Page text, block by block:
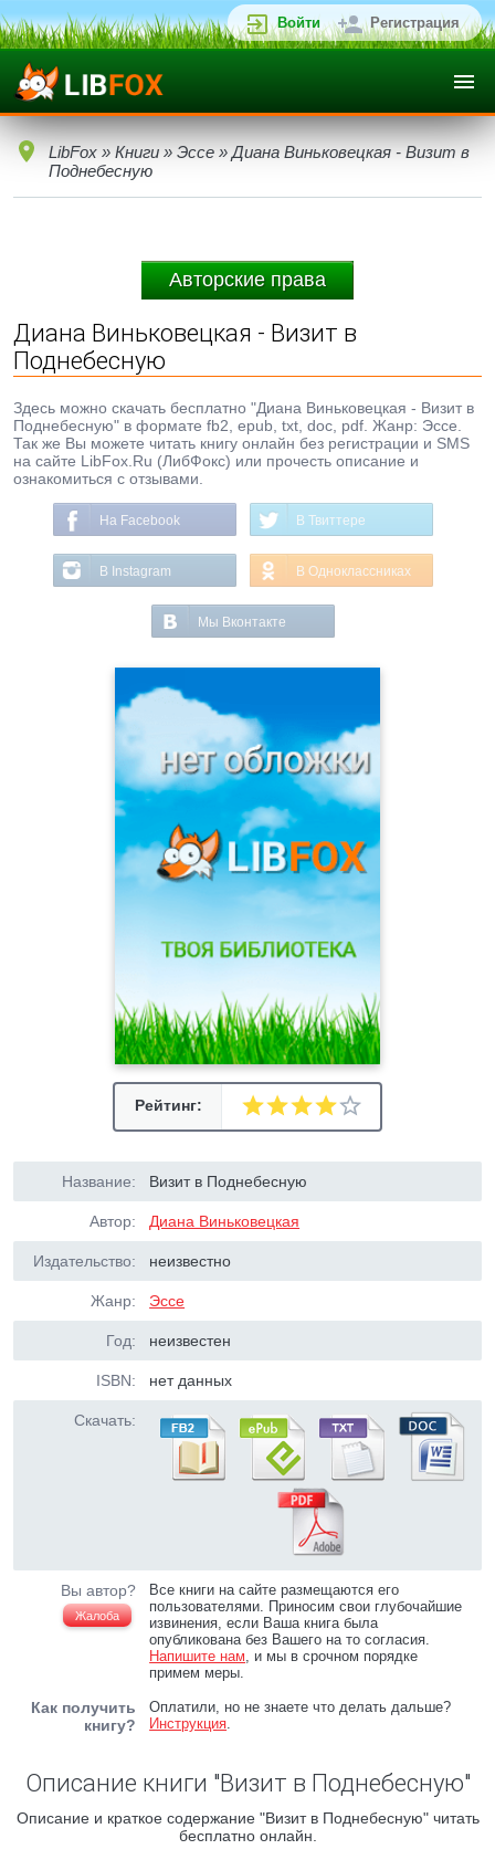
Войти Регистрация
LibFox » Книги » Эссе » Диана Виньковецкая - Визит в
Поднебесную
Авторские права
Диана Виньковецкая - Визит в
Поднебесную
Здесь можно скачать бесплатно "Диана Виньковецкая - Визит в
Поднебесную" в формате fb2, epub, txt, doc, pdf. Жанр: Эссе.
Так же Вы можете читать книгу онлайн без регистрации и SMS
на сайте LibFox.Ru (ЛибФокс) или прочесть описание и
ознакомиться с отзывами.
На Facebook В Твиттере
В Instagram В Одноклассниках
Мы Вконтакте
Рейтинг:
Название: Визит в Поднебесную
Автор: Диана Виньковецкая
Издательство: неизвестно
Жанр: Эссе
Год: неизвестен
ISBN: нет данных
Скачать:
Вы автор?
Жалоба
Все книги на сайте размещаются его
пользователями. Приносим свои глубочайшие
извинения, если Ваша книга была
опубликована без Вашего на то согласия.
Напишите нам, и мы в срочном порядке
примем меры.
Как получить
книгу?
Оплатили, но не знаете что делать дальше?
Инструкция.
Описание книги "Визит в Поднебесную"
Описание и краткое содержание "Визит в Поднебесную" читать
бесплатно онлайн.